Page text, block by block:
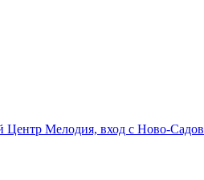
Мелодия, вход с Ново-